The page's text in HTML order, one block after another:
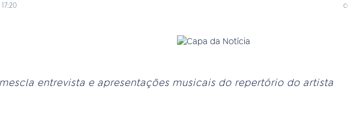
17:20
entrevista e apresentações musicais do repertório do artista